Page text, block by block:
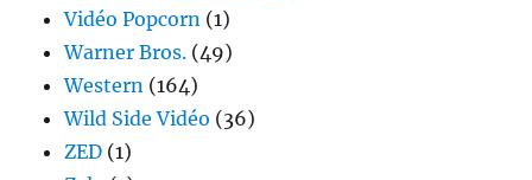
Vidéo Popcorn (1)
Warner Bros. (49)
Western (164)
Wild Side Vidéo (36)
ZED (1)